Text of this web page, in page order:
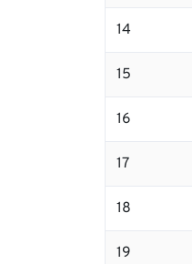
14
15
16
17
18
19